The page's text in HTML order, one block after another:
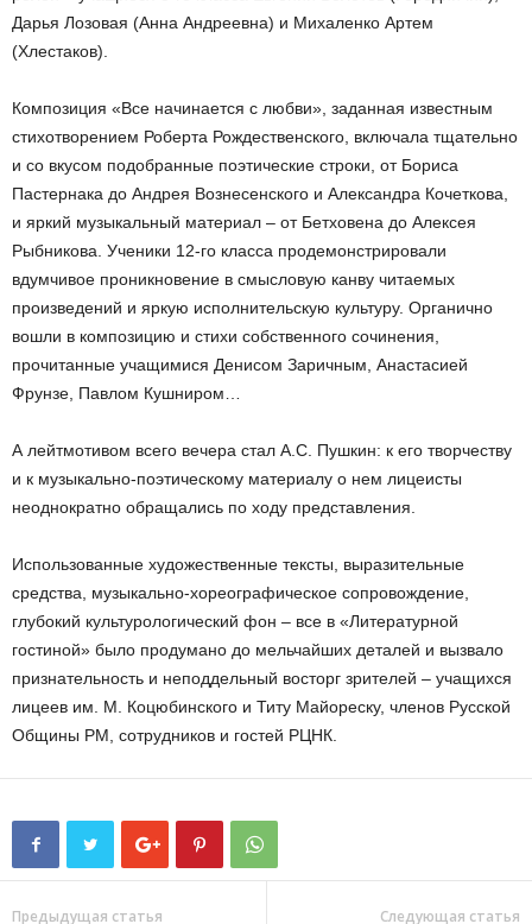
Дарья Лозовая (Анна Андреевна) и Михаленко Артем
(Хлестаков).
Композиция «Все начинается с любви», заданная известным
стихотворением Роберта Рождественского, включала тщательно
и со вкусом подобранные поэтические строки, от Бориса
Пастернака до Андрея Вознесенского и Александра Кочеткова,
и яркий музыкальный материал – от Бетховена до Алексея
Рыбникова. Ученики 12-го класса продемонстрировали
вдумчивое проникновение в смысловую канву читаемых
произведений и яркую исполнительскую культуру. Органично
вошли в композицию и стихи собственного сочинения,
прочитанные учащимися Денисом Заричным, Анастасией
Фрунзе, Павлом Кушниром…
А лейтмотивом всего вечера стал А.С. Пушкин: к его творчеству
и к музыкально-поэтическому материалу о нем лицеисты
неоднократно обращались по ходу представления.
Использованные художественные тексты, выразительные
средства, музыкально-хореографическое сопровождение,
глубокий культурологический фон – все в «Литературной
гостиной» было продумано до мельчайших деталей и вызвало
признательность и неподдельный восторг зрителей – учащихся
лицеев им. М. Коцюбинского и Титу Майореску, членов Русской
Общины РМ, сотрудников и гостей РЦНК.
Предыдущая статья Следующая статья